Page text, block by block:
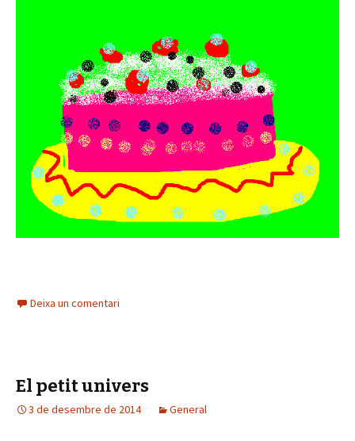
Deixa un comentari
El petit univers
3 de desembre de 2014 General